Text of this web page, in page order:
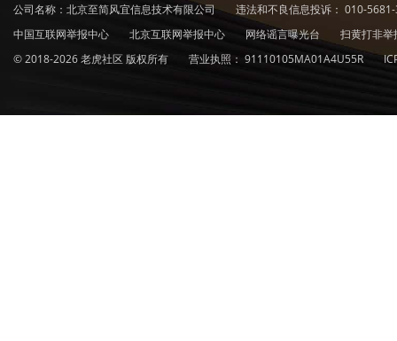
公司名称：北京至简风宜信息技术有限公司
违法和不良信息投诉： 010-
中国互联网举报中心
北京互联网举报中心 网络谣言曝光台
扫黄打非
© 2018-2026 老虎社区 版权所有
营业执照： 91110105MA01A4U55R